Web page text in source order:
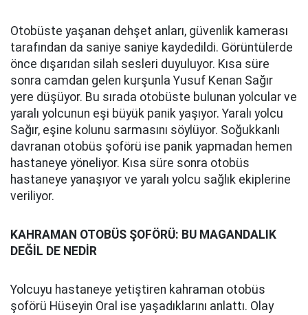
Otobüste yaşanan dehşet anları, güvenlik kamerası
tarafından da saniye saniye kaydedildi. Görüntülerde
önce dışarıdan silah sesleri duyuluyor. Kısa süre
sonra camdan gelen kurşunla Yusuf Kenan Sağır
yere düşüyor. Bu sırada otobüste bulunan yolcular ve
yaralı yolcunun eşi büyük panik yaşıyor. Yaralı yolcu
Sağır, eşine kolunu sarmasını söylüyor. Soğukkanlı
davranan otobüs şoförü ise panik yapmadan hemen
hastaneye yöneliyor. Kısa süre sonra otobüs
hastaneye yanaşıyor ve yaralı yolcu sağlık ekiplerine
veriliyor.
KAHRAMAN OTOBÜS ŞOFÖRÜ: BU MAGANDALIK
DEĞİL DE NEDİR
Yolcuyu hastaneye yetiştiren kahraman otobüs
şoförü Hüseyin Oral ise yaşadıklarını anlattı. Olay